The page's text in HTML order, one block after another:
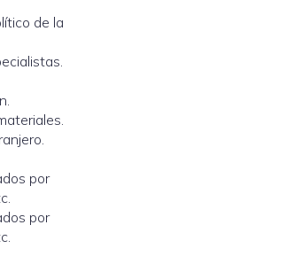
de la
por
por